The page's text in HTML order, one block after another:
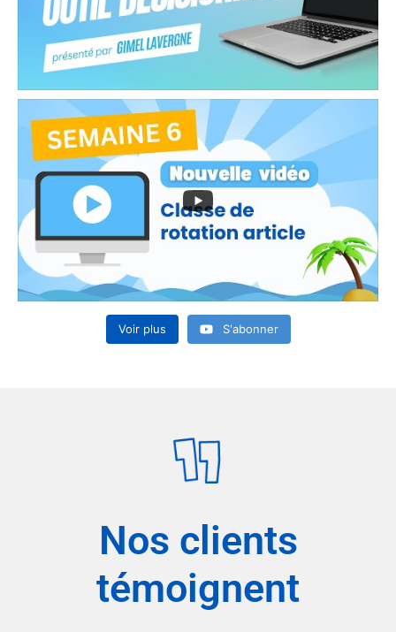
Voir plus S'abonner
Nos clients
témoignent